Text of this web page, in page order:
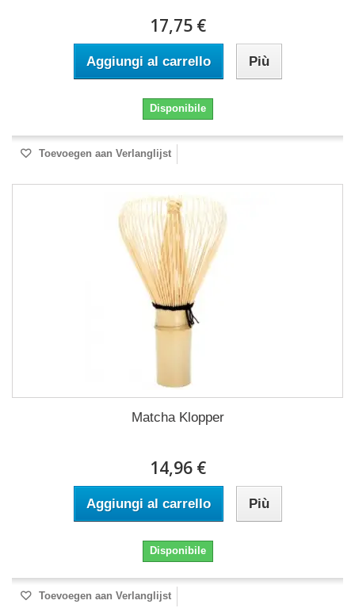
17,75 €
Aggiungi al carrello Più
Disponibile
Toevoegen aan Verlanglijst
Matcha Klopper
14,96 €
Aggiungi al carrello Più
Disponibile
Toevoegen aan Verlanglijst